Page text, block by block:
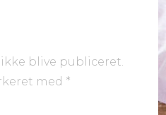
blive publiceret.
med *